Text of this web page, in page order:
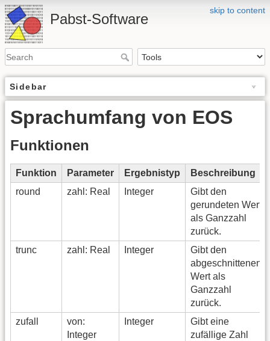
skip to content
Pabst-Software
Sidebar
Sprachumfang von EOS
Funktionen
Funktion Parameter Ergebnistyp
Beschreibung
round
zahl: Real Integer
Gibt den
gerundeten Wert
als Ganzzahl
zurück.
trunc
zahl: Real Integer
Gibt den
abgeschnittenen
Wert als
Ganzzahl
zurück.
zufall
von:
Integer
Integer
Gibt eine
zufällige Zahl